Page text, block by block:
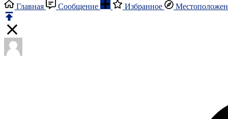
Главная Сообщение Избранное